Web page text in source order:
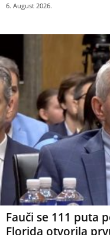
6. August 2026.
Fauči se 111 puta
Florida otvorila